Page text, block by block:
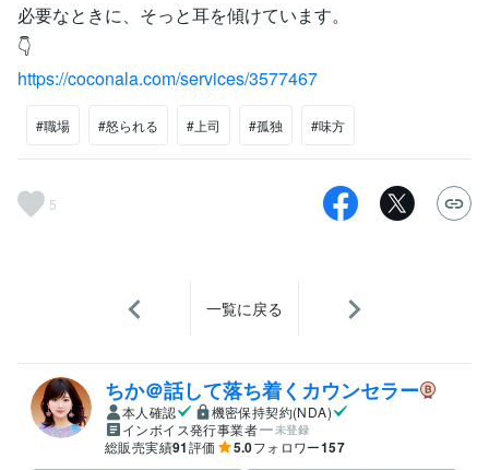
必要なときに、そっと耳を傾けています。
👇
https://coconala.com/services/3577467
#職場 #怒られる #上司 #孤独 #味方
5
一覧に戻る
ちか＠話して落ち着くカウンセラー
本人確認
機密保持契約(NDA)
インボイス発行事業者
未登録
総販売実績91評価 5.0フォロワー157